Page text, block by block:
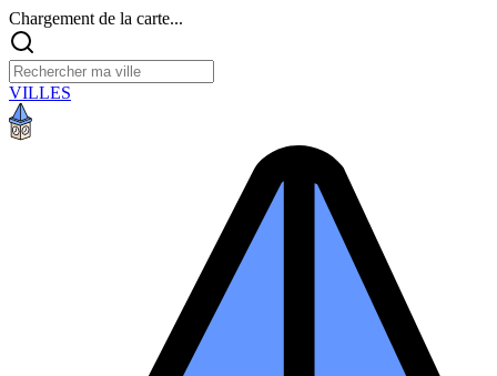
Chargement de la carte...
VILLES